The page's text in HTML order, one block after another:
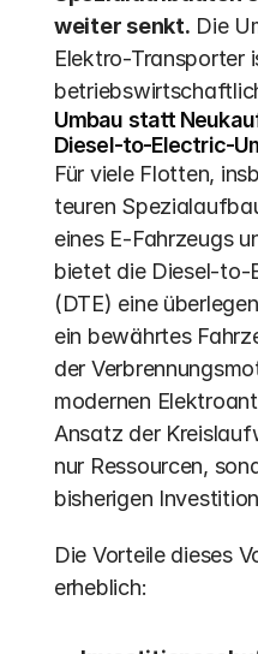
weiter senkt. Die
Elektro-Transporter
Umbau statt
Diesel-to-Electric-
Für viele Flotten,
teuren
eines E-Fahrzeugs
bietet die Diesel-to-
(DTE) eine
ein bewährtes
der
modernen
Ansatz der
nur Ressourcen,
bisherigen
Die Vorteile dieses
erheblich: